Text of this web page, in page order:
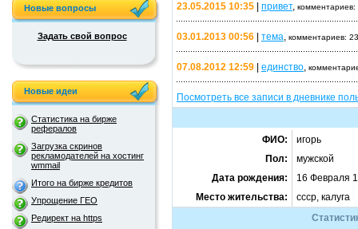
Новые вопросы
Задать свой вопрос
Новые идеи
Статистика на бирже
рефералов
Загрузка скринов
рекламодателей на хостинг
wmmail
Итого на бирже кредитов
Упрощение ГЕО
Редирект на https
23.05.2015 10:35 привет, комментариев:
03.01.2013 00:56 тема, комментариев: 23
07.08.2012 12:59 единство,
Посмотреть все записи в дневнике
ФИО:
игорь
Пол:
мужской
Дата рождения:
16 Февраля
Место жительства:
ссср, калуга